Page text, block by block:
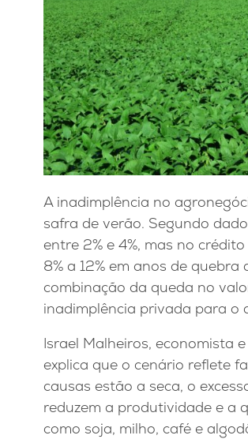
A inadimplência no
safra de verão. Segundo
entre 2% e 4%, mas no
8% a 12% em anos de
combinação da queda no
inadimplência privada para o
Israel Malheiros, economista
explica que o cenário reflete
causas estão a seca, o
reduzem a produtividade e a
como soja, milho, café e